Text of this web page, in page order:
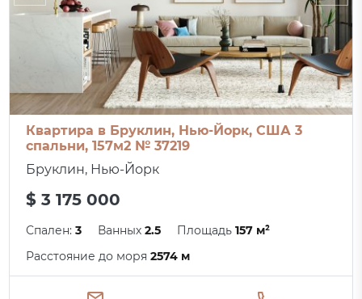
Квартира в Бруклин, Нью-Йорк, США 3
спальни, 157м2 № 37219
Бруклин, Нью-Йорк
$ 3 175 000
Спален:3 Ванных2.5 Площадь157 м²
Расстояние до моря2574 м